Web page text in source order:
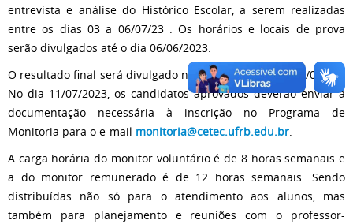
entrevista e análise do Histórico Escolar, a serem realizadas
entre os dias 03 a 06/07/23 . Os horários e locais de prova
serão divulgados até o dia 06/06/2023.
O resultado final será divulgado no site do CETEC até 10/07/23.
No dia 11/07/2023, os candidatos aprovados deverão enviar a
documentação necessária à inscrição no Programa de
Monitoria para o e-mail monitoria@cetec.ufrb.edu.br.
A carga horária do monitor voluntário é de 8 horas semanais e
a do monitor remunerado é de 12 horas semanais. Sendo
distribuídas não só para o atendimento aos alunos, mas
também para planejamento e reuniões com o professor-